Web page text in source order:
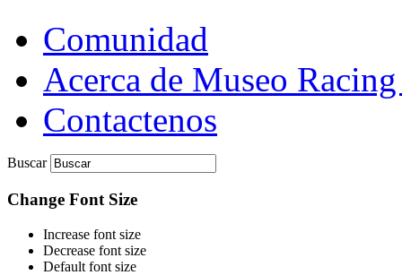
Comunidad
Acerca de Museo
Contactenos
Buscar
Change Font Size
Increase font size
Decrease font size
Default font size